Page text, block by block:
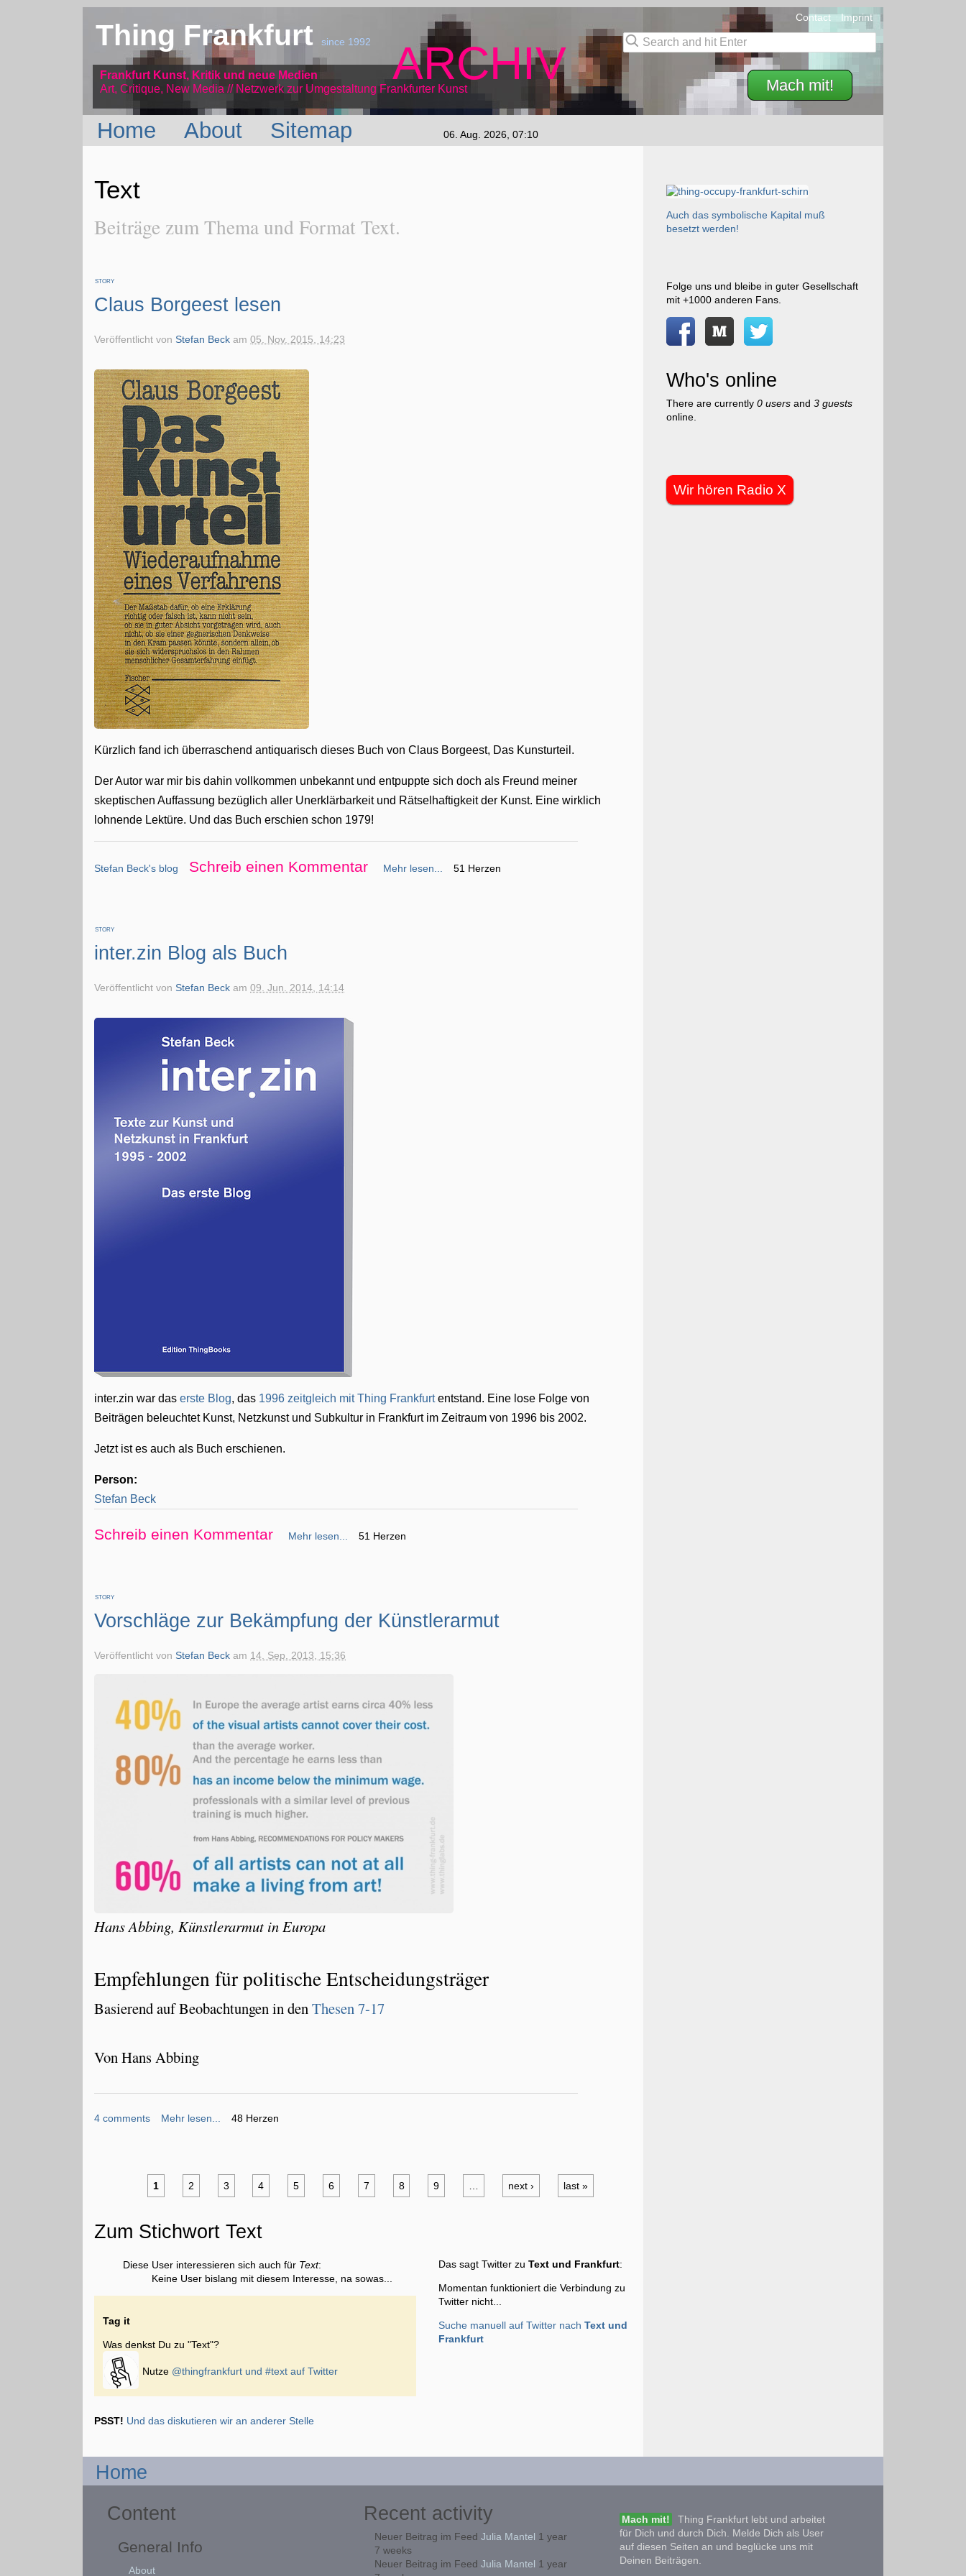
Thing Frankfurtsince 1992
Frankfurt Kunst, Kritik und neue Medien
Art, Critique, New Media // Netzwerk
ARCHIV
zur Umgestaltung Frankfurter Kunst Mach mit!
Contact Imprint
Home About Sitemap 06. Aug. 2026, 07:10
Text
Beiträge zum Thema und Format Text.
STORY
Claus Borgeest lesen
Veröffentlicht vonStefan Beck am05. Nov. 2015, 14:23
Kürzlich fand ich überraschend antiquarisch dieses Buch von Claus Borgeest, Das Kunsturteil.
Der Autor war mir bis dahin vollkommen unbekannt und entpuppte sich doch als Freund meiner
skeptischen Auffassung bezüglich aller Unerklärbarkeit und Rätselhaftigkeit der Kunst. Eine wirklich
lohnende Lektüre. Und das Buch erschien schon 1979!
Stefan Beck's blog Schreib einen Kommentar Mehr lesen... 51 Herzen
STORY
inter.zin Blog als Buch
Veröffentlicht vonStefan Beck am09. Jun. 2014, 14:14
inter.zin war daserste Blog, das 1996 zeitgleich mit Thing Frankfurtentstand. Eine lose Folge von
Beiträgen beleuchtet Kunst, Netzkunst und Subkultur in Frankfurt im Zeitraum von 1996 bis 2002.
Jetzt ist es auch als Buch erschienen.
Person:
Stefan Beck
Schreib einen Kommentar Mehr lesen... 51 Herzen
STORY
Vorschläge zur Bekämpfung der Künstlerarmut
Veröffentlicht vonStefan Beck am 14. Sep. 2013, 15:36
Hans Abbing, Künstlerarmut in Europa
Empfehlungen für politische Entscheidungsträger
Basierend auf Beobachtungen in denThesen 7-17
Von Hans Abbing
4 comments Mehr lesen... 48 Herzen
1 2 3 4 5 6 7 8 9 next › last »
Zum Stichwort Text
Diese User interessieren sich auch für Text:
Keine User bislang mit diesem Interesse, na sowas...
Tag it
Was denkst Du zu "Text"?
Nutze @thingfrankfurt und#text auf Twitter
Das sagt Twitter zu Text und Frankfurt:
Momentan funktioniert die Verbindung zu
Twitter nicht...
Suche manuell auf Twitter nach Text und
Frankfurt
PSST! Und das diskutieren wir an anderer Stelle
Auch das symbolische Kapital muß
besetzt werden!
Folge uns und bleibe in guter Gesellschaft
mit +1000 anderen Fans.
Who's online
There are currently 0 usersand 3 guests
online.
Wir hören Radio X
Home
Content
General Info
About
Recent activity
Neuer Beitrag im Feed Julia Mantel 1 year
7 weeks
Neuer Beitrag im Feed Julia Mantel 1 year
Mach mit!
Thing Frankfurt lebt und arbeitet
für Dich und durch Dich. Melde Dich als User
auf diesen Seiten an und beglücke uns mit
Deinen Beiträgen.